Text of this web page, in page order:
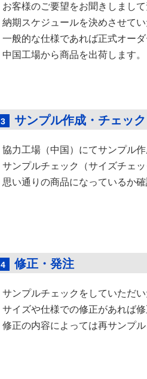
お客様のご要望をお聞きしまし
納期スケジュールを決めさせてい
一般的な仕様であれば正式オー
中国工場から商品を出荷します。
3 サンプル作成・チェック
協力工場（中国）にてサンプル作
サンプルチェック（サイズチェ
思い通りの商品になっているか確
4 修正・発注
サンプルチェックをしていただ
サイズや仕様での修正があれば修
修正の内容によっては再サンプ